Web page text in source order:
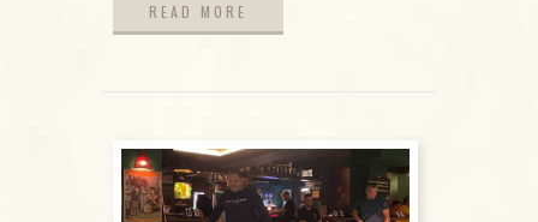
READ MORE